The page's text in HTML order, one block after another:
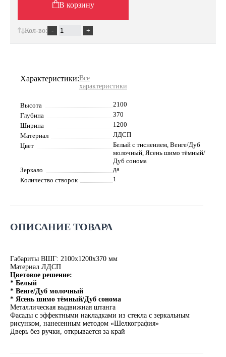
Характеристики:Все
характеристики
Высота
2100
Глубина
370
Ширина
1200
Материал
ЛДСП
Цвет
Белый с тиснением, Венге/Дуб
молочный, Ясень шимо тёмный/
Дуб сонома
Зеркало
да
Количество створок
1
ОПИСАНИЕ ТОВАРА
Габариты ВШГ: 2100х1200х370 мм
Материал ЛДСП
Цветовое решение:
* Белый
* Венге/Дуб молочный
* Ясень шимо тёмный/Дуб сонома
Металлическая выдвижная штанга
Фасады с эффектными накладками из стекла с зеркальным
рисунком, нанесенным методом «Шелкография»
Дверь без ручки, открывается за край
В корзину
Кол-во: